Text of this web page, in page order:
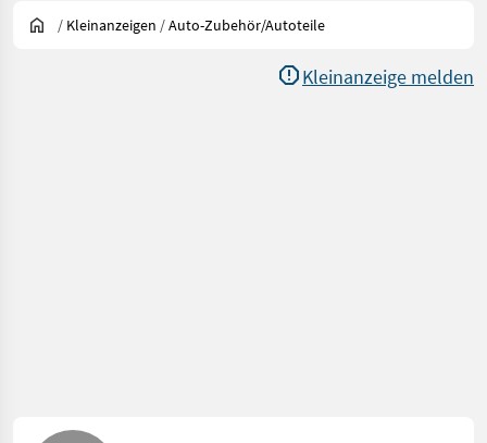
/ Kleinanzeigen /Auto-Zubehör/Autoteile
Kleinanzeige melden